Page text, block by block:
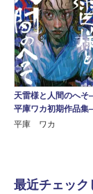
天雷様と人間のへ
平庫ワカ初期作品
平庫 ワカ
最近チェック